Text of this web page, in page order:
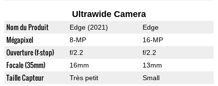
Ultrawide Camera
Nom du Produit Edge (2021) Edge
Mégapixel 8-MP 16-MP
Ouverture (f-stop) f/2.2 f/2.2
Focale (35mm) 16mm 13mm
Taille Capteur Très petit Small